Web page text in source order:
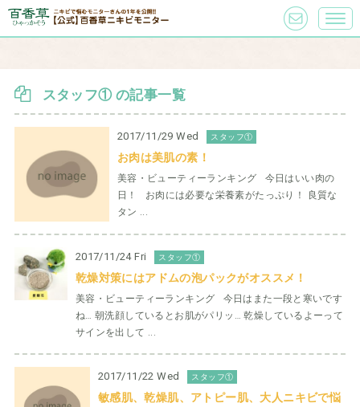
スタッフ① の記事一覧
2017/11/29 Wed スタッフ①
お肉は美肌の素！
美容・ビューティーランキング 今日はいい肉の
日！ お肉には必要な栄養素がたっぷり！ 良質な
タン ...
2017/11/24 Fri スタッフ①
乾燥対策にはアドムの泡パックがオススメ！
美容・ビューティーランキング 今日はまた一段と寒いです
ね… 朝洗顔しているとお肌がパリッ… 乾燥しているよーって
サインを出して ...
2017/11/22 Wed スタッフ①
敏感肌、乾燥肌、アトピー肌、大人ニキビで悩